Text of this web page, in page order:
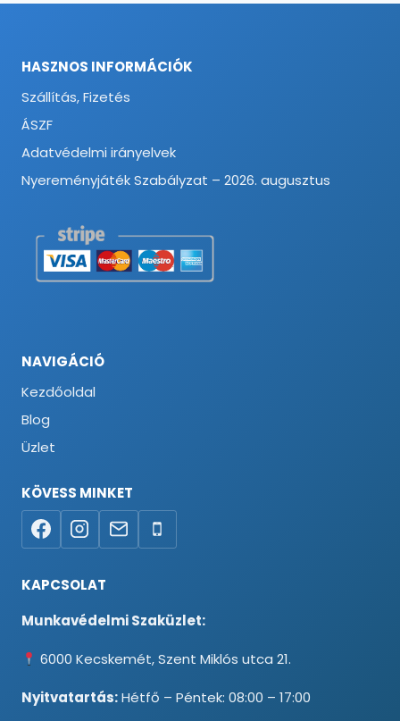
HASZNOS INFORMÁCIÓK
Szállítás, Fizetés
ÁSZF
Adatvédelmi irányelvek
Nyereményjáték Szabályzat – 2026. augusztus
NAVIGÁCIÓ
Kezdőoldal
Blog
Üzlet
KÖVESS MINKET
KAPCSOLAT
Munkavédelmi Szaküzlet:
6000 Kecskemét, Szent Miklós utca 21.
Nyitvatartás:Hétfő – Péntek: 08:00 – 17:00